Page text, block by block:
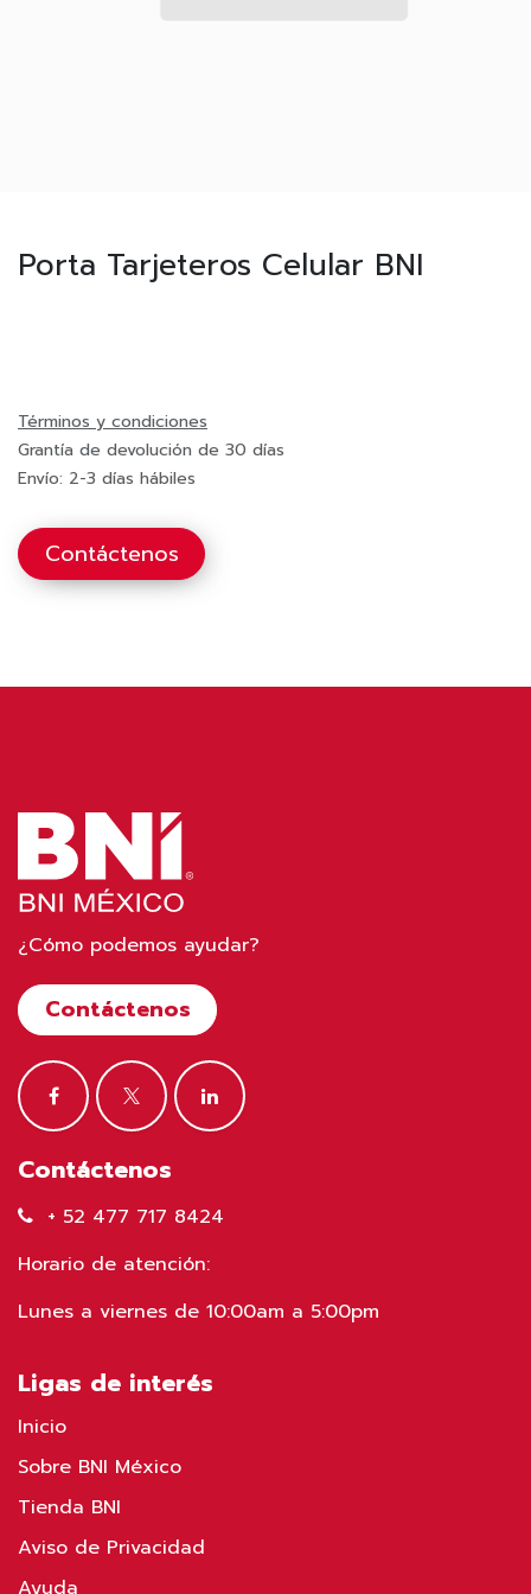
Porta Tarjeteros Celular BNI
Términos y condiciones
Grantía de devolución de 30 días
Envío: 2-3 días hábiles
Contáctenos
¿Cómo podemos ayudar?
Contáctenos
Contáctenos
+ 52 477 717 8424
Horario de atención:
Lunes a viernes de 10:00am a 5:00pm
Ligas de interés
Inicio
Sobre BNI México
Tienda BNI
Aviso de Privacidad
Ayuda